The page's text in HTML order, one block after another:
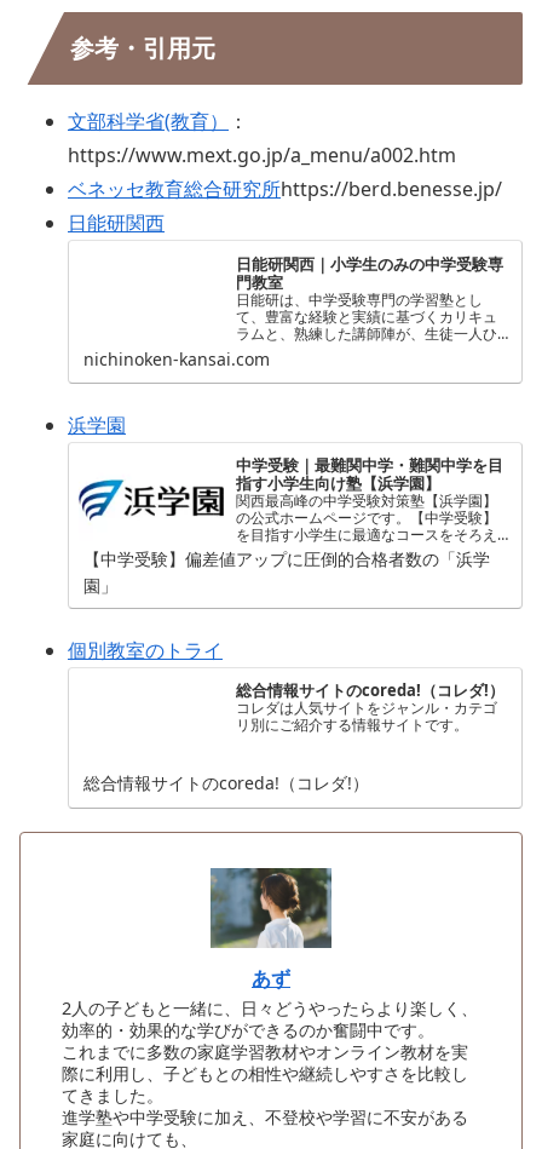
参考・引用元
文部科学省(教育）
：
https://www.mext.go.jp/a_menu/a002.htm
ベネッセ教育総合研究所https://berd.benesse.jp/
日能研関西
日能研関西｜小学生のみの中学受験専
門教室
日能研は、中学受験専門の学習塾とし
て、豊富な経験と実績に基づくカリキュ
ラムと、熟練した講師陣が、生徒一人ひ
志望校合格に向けたサポートを全力で行
います。
nichinoken-kansai.com
浜学園
中学受験｜最難関中学・難関中学を目
指す小学生向け塾【浜学園】
関西最高峰の中学受験対策塾【浜学園】
の公式ホームページです。【中学受験】
を目指す小学生に最適なコースをそろえ
ています。偏差値、学力、能力をアッ
プ！【関西中学受験】で合格実績向上
【中学受験】偏差値アップに圧倒的合格者数の「浜学
園」
個別教室のトライ
総合情報サイトのcoreda!（コレダ!）
コレダは人気サイトをジャンル・カテゴ
リ別にご紹介する情報サイトです。
総合情報サイトのcoreda!（コレダ!）
あず
2人の子どもと一緒に、日々どうやったらより楽しく、
効率的・効果的な学びができるのか奮闘中です。
これまでに多数の家庭学習教材やオンライン教材を実
際に利用し、子どもとの相性や継続しやすさを比較し
てきました。
進学塾や中学受験に加え、不登校や学習に不安がある
家庭に向けても、